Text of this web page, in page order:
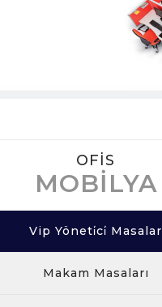
OFİS
MOBİLYA
Vip Yöneti̇ci̇ Masalar
Makam Masaları